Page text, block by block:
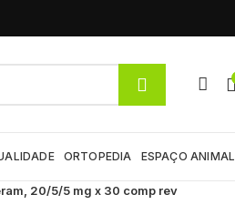
ORTOPEDIA ESPAÇO ANIMAL
20/5/5 mg x 30 comp rev